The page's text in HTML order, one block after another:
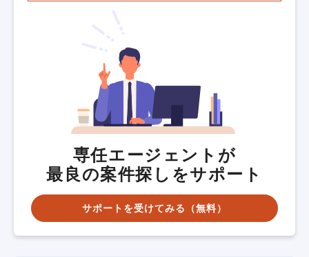
専任エージェントが
最良の案件探しをサポート
サポートを受けてみる（無料）